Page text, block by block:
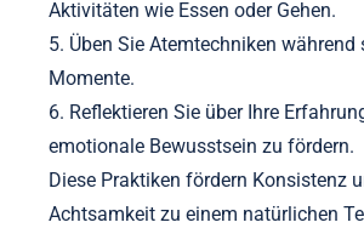
Aktivitäten wie Essen oder Gehen.
5. Üben Sie Atemtechniken während
Momente.
6. Reflektieren Sie über Ihre
emotionale Bewusstsein zu fördern.
Diese Praktiken fördern Konsistenz
Achtsamkeit zu einem natürlichen